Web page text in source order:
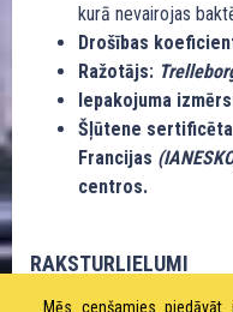
kurā nevairojas
Drošības
Ražotājs:
Iepakojuma
Šļūtene
Francijas
centros.
RAKSTURLIELUMI
Mēs cenšamies